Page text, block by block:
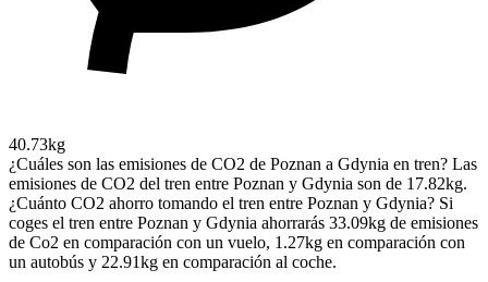
40.73kg
¿Cuáles son las emisiones de CO2 de Poznan a Gdynia en tren? Las
emisiones de CO2 del tren entre Poznan y Gdynia son de 17.82kg.
¿Cuánto CO2 ahorro tomando el tren entre Poznan y Gdynia? Si
coges el tren entre Poznan y Gdynia ahorrarás 33.09kg de emisiones
de Co2 en comparación con un vuelo, 1.27kg en comparación con
un autobús y 22.91kg en comparación al coche.